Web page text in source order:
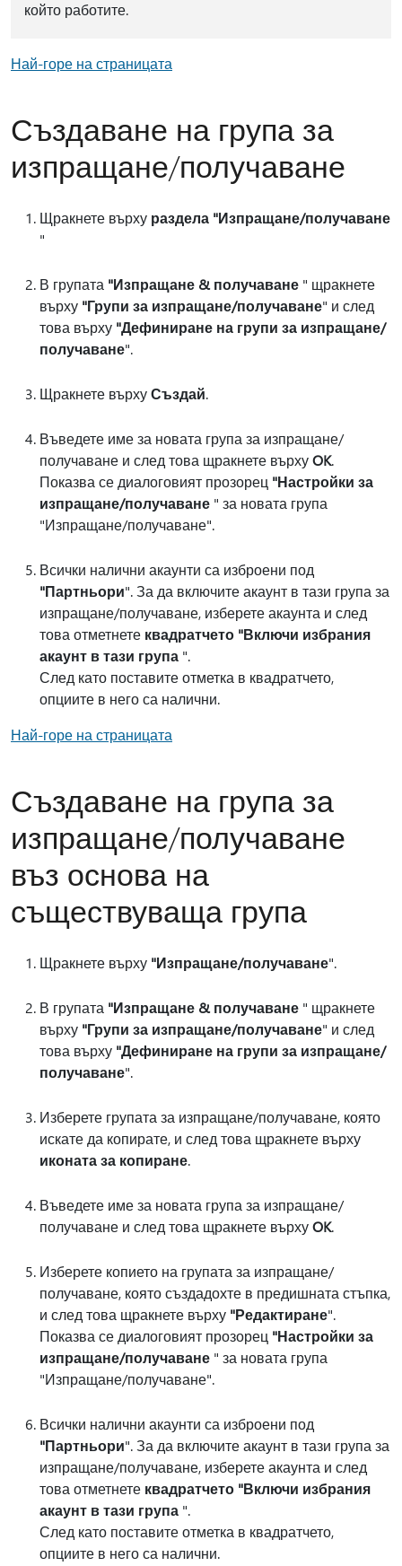
който работите.
Най-горе на страницата
Създаване на група за
изпращане/получаване
Щракнете върху раздела "Изпращане/получаване
"
В групата "Изпращане & получаване " щракнете
върху "Групи за изпращане/получаване" и след
това върху "Дефиниране на групи за изпращане/
получаване".
Щракнете върхуСъздай.
Въведете име за новата група за изпращане/
получаване и след това щракнете върхуOK.
Показва се диалоговият прозорец "Настройки за
изпращане/получаване " за новата група
"Изпращане/получаване".
Всички налични акаунти са изброени под
"Партньори". За да включите акаунт в тази група за
изпращане/получаване, изберете акаунта и след
това отметнете квадратчето "Включи избрания
акаунт в тази група ".
След като поставите отметка в квадратчето,
опциите в него са налични.
Най-горе на страницата
Създаване на група за
изпращане/получаване
въз основа на
съществуваща група
Щракнете върху "Изпращане/получаване".
В групата "Изпращане & получаване " щракнете
върху "Групи за изпращане/получаване" и след
това върху "Дефиниране на групи за изпращане/
получаване".
Изберете групата за изпращане/получаване, която
искате да копирате, и след това щракнете върху
иконата за копиране.
Въведете име за новата група за изпращане/
получаване и след това щракнете върхуOK.
Изберете копието на групата за изпращане/
получаване, която създадохте в предишната стъпка,
и след това щракнете върху "Редактиране".
Показва се диалоговият прозорец "Настройки за
изпращане/получаване " за новата група
"Изпращане/получаване".
Всички налични акаунти са изброени под
"Партньори". За да включите акаунт в тази група за
изпращане/получаване, изберете акаунта и след
това отметнете квадратчето "Включи избрания
акаунт в тази група ".
След като поставите отметка в квадратчето,
опциите в него са налични.